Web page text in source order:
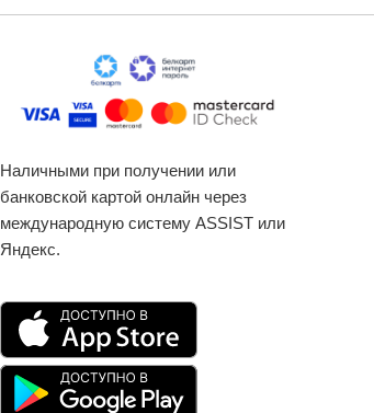
Наличными при получении или
банковской картой онлайн через
международную систему ASSIST или
Яндекс.